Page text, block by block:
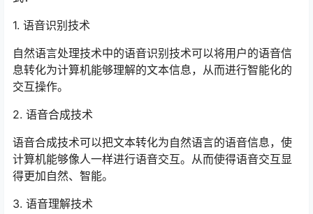
1. 语音识别技术
自然语言处理技术中的语音识别技术可以将用户的语音信
息转化为计算机能够理解的文本信息，从而进行智能化的
交互操作。
2. 语音合成技术
语音合成技术可以把文本转化为自然语言的语音信息，使
计算机能够像人一样进行语音交互。从而使得语音交互显
得更加自然、智能。
3. 语音理解技术